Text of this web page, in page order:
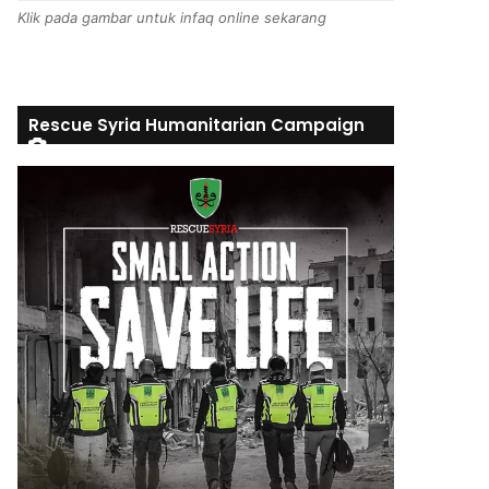
Klik pada gambar untuk infaq online sekarang
Rescue Syria Humanitarian Campaign